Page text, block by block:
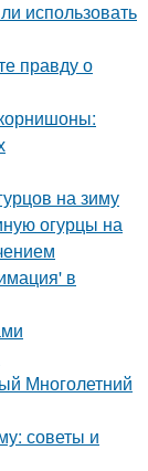
использовать
правду о
на зиму
огурцы на
в
Многолетний
советы и